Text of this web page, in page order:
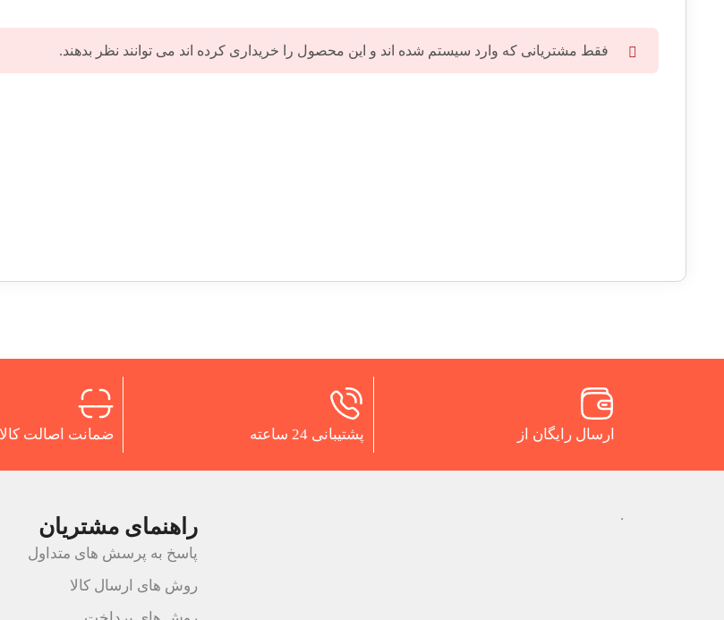
فقط مشتریانی که وارد سیستم شده اند و این محصول را خریداری کرده اند می توانند نظر بدهند.
ارسال رایگان از پشتیبانی 24 ساعته ضمانت اصالت کالا
. راهنمای مشتریان
پاسخ به پرسش های متداول
روش های ارسال کالا